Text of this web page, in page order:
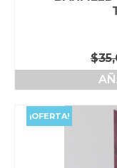
$
¡OFERTA!